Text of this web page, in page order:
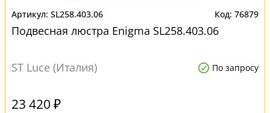
SL258.403.06 76879
Подвесная люстра Enigma SL258.403.06
ST Luce (Италия) По запросу
23 420 ₽